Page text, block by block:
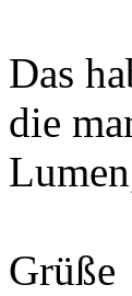
Das
die
Grüße